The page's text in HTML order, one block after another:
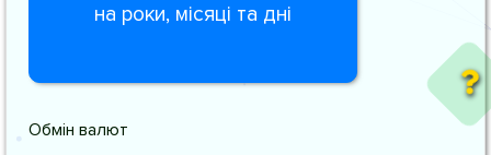
на роки, місяці та дні
Обмін валют